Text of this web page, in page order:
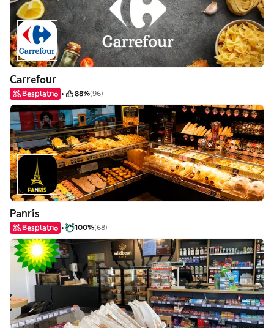
Carrefour
Besplatno 88%(96)
Panrís
Besplatno 100%(68)